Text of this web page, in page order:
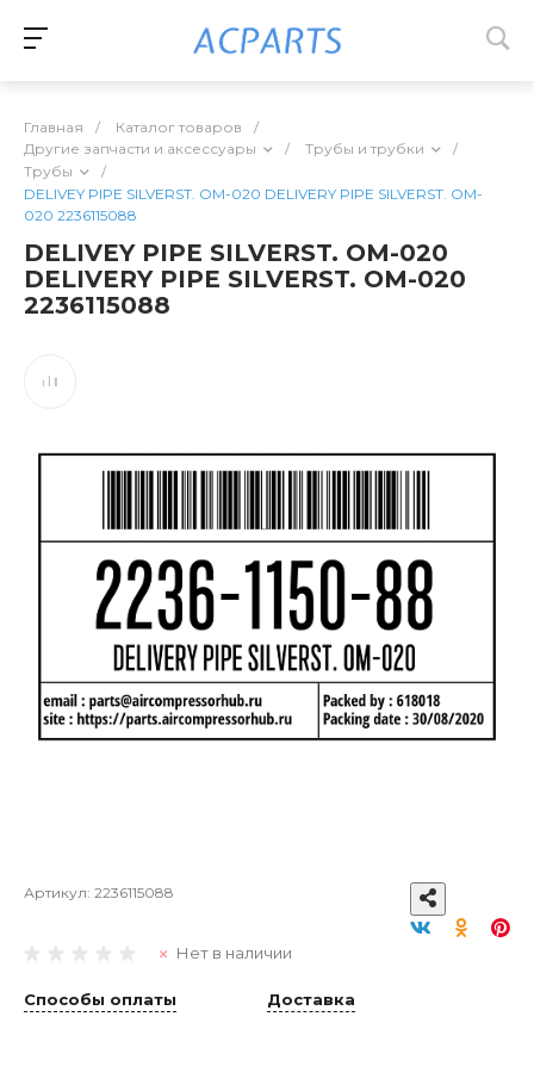
Главная / Каталог товаров
/
Другие запчасти и аксессуары
/ Трубы и трубки
/
Трубы
/
DELIVEY PIPE SILVERST. OM-020 DELIVERY PIPE SILVERST. OM-
020 2236115088
DELIVEY PIPE SILVERST. OM-020
DELIVERY PIPE SILVERST. OM-020
2236115088
Артикул: 2236115088
Нет в наличии
Способы оплаты Доставка